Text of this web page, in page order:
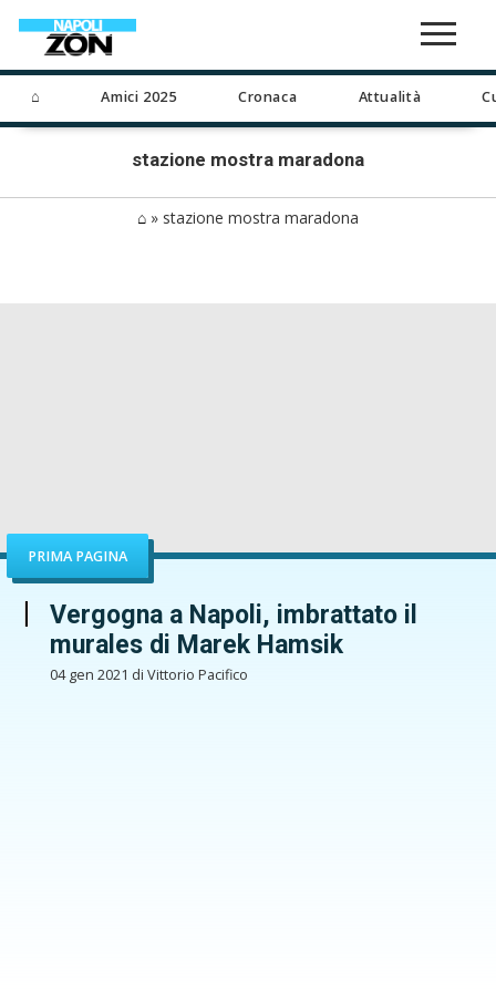
⌂ Amici 2025 Cronaca Attualità
stazione mostra maradona
⌂ » stazione mostra maradona
PRIMA PAGINA
Vergogna a Napoli, imbrattato il
murales di Marek Hamsik
04 gen 2021 di Vittorio Pacifico